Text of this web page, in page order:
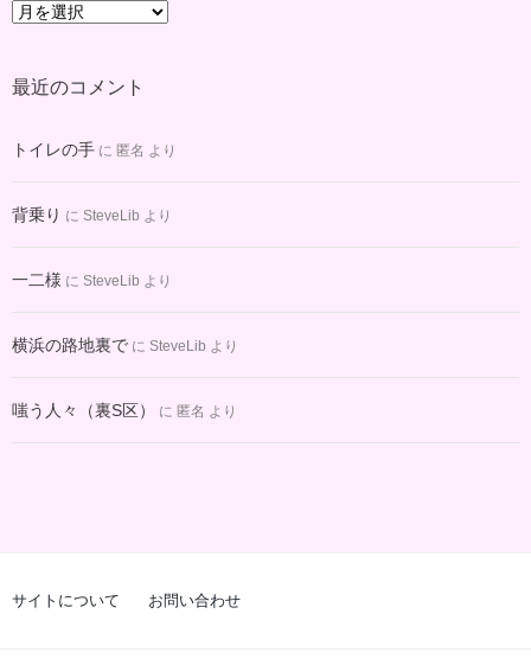
ア
イ
最近のコメント
トイレの手 に 匿名 より
背乗り に SteveLib より
一二様 に SteveLib より
横浜の路地裏で に SteveLib より
嗤う人々（裏S区） に 匿名 より
サイトについて お問い合わせ